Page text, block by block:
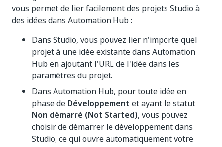
vous permet de lier facilement des projets Studio à
des idées dans Automation Hub :
Dans Studio, vous pouvez lier n'importe quel
projet à une idée existante dans Automation
Hub en ajoutant l'URL de l'idée dans les
paramètres du projet.
Dans Automation Hub, pour toute idée en
phase de Développement et ayant le statut
Non démarré (Not Started), vous pouvez
choisir de démarrer le développement dans
Studio, ce qui ouvre automatiquement votre